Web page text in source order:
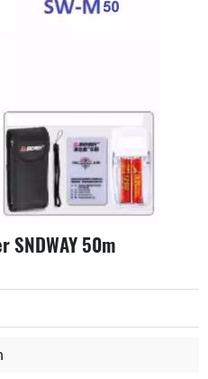
SNDWAY 50m